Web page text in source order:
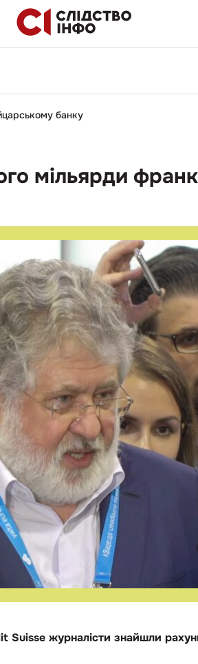
банку
мільярди
журналісти знайшли